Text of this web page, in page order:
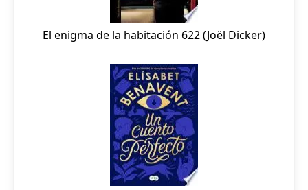
El enigma de la habitación 622 (Joël Dicker)